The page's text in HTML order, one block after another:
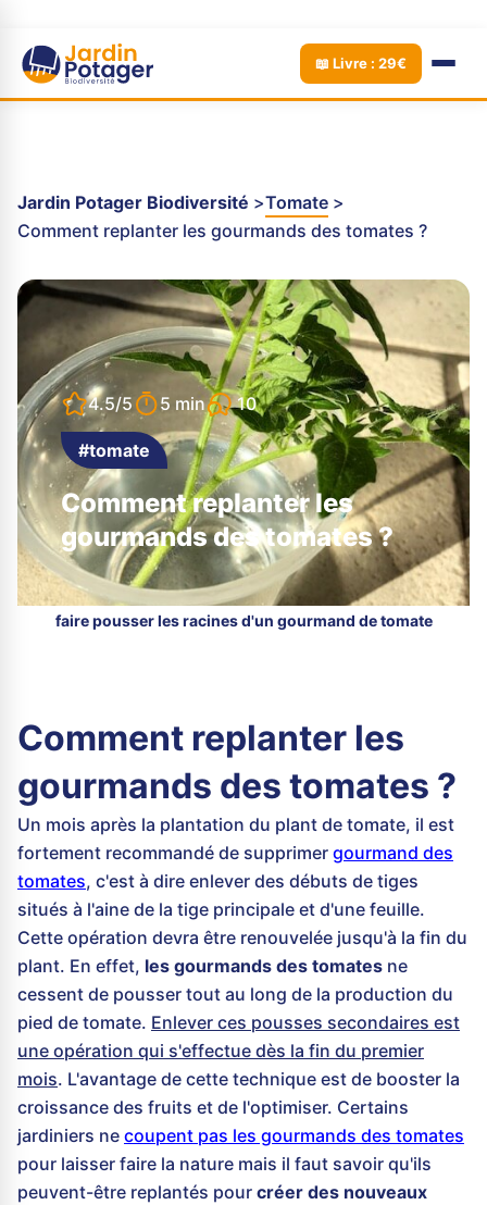
📖 Livre : 29€
Jardin Potager Biodiversité
Tomate
Comment replanter les gourmands des tomates ?
4.5/5 5 min 10
#tomate
Comment replanter les
gourmands des tomates ?
faire pousser les racines d'un gourmand de tomate
Comment replanter les
gourmands des tomates ?
Un mois après la plantation du plant de tomate, il est
fortement recommandé de supprimer gourmand des
tomates, c'est à dire enlever des débuts de tiges
situés à l'aine de la tige principale et d'une feuille.
Cette opération devra être renouvelée jusqu'à la fin du
plant. En effet, les gourmands des tomates ne
cessent de pousser tout au long de la production du
pied de tomate. Enlever ces pousses secondaires est
une opération qui s'effectue dès la fin du premier
mois. L'avantage de cette technique est de booster la
croissance des fruits et de l'optimiser. Certains
jardiniers ne coupent pas les gourmands des tomates
pour laisser faire la nature mais il faut savoir qu'ils
peuvent-être replantés pour créer des nouveaux